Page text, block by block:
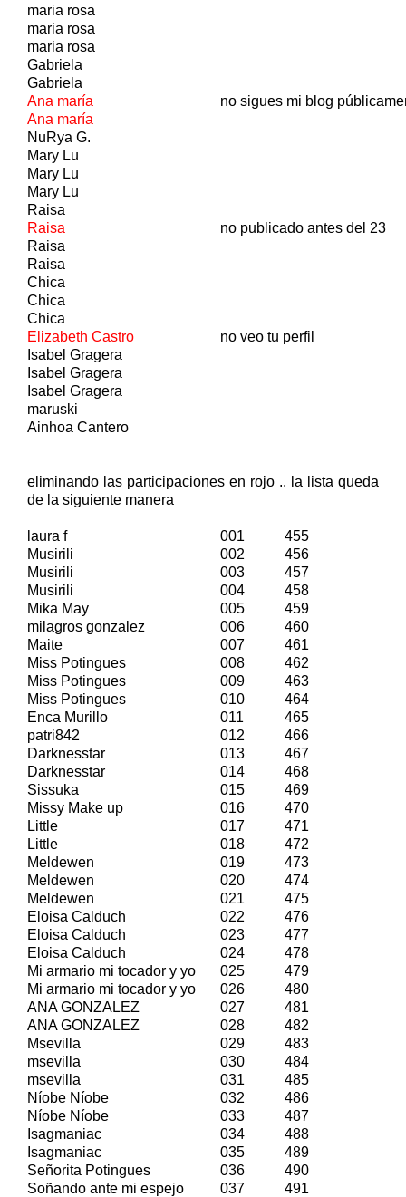
maria rosa
maria rosa
maria rosa
Gabriela
Gabriela
Ana maría
no sigues mi blog
Ana maría
NuRya G.
Mary Lu
Mary Lu
Mary Lu
Raisa
Raisa
no publicado antes del 23
Raisa
Raisa
Chica
Chica
Chica
Elizabeth Castro
no veo tu perfil
Isabel Gragera
Isabel Gragera
Isabel Gragera
maruski
Ainhoa Cantero
eliminando las participaciones en rojo .. la lista queda
de la siguiente manera
laura f 001
455
Musirili
002
456
Musirili
003
457
Musirili
004
458
Mika May
005
459
milagros gonzalez
006
460
Maite
007
461
Miss Potingues
008
462
Miss Potingues
009
463
Miss Potingues
010
464
Enca Murillo
011
465
patri842
012
466
Darknesstar
013
467
Darknesstar
014
468
Sissuka
015
469
Missy Make up
016
470
Little
017
471
Little
018
472
Meldewen
019
473
Meldewen
020
474
Meldewen
021
475
Eloisa Calduch
022
476
Eloisa Calduch
023
477
Eloisa Calduch
024
478
Mi armario mi tocador y yo
025
479
Mi armario mi tocador y yo
026
480
ANA GONZALEZ
027
481
ANA GONZALEZ
028
482
Msevilla
029
483
msevilla
030
484
msevilla
031
485
Níobe Níobe
032
486
Níobe Níobe
033
487
Isagmaniac
034
488
Isagmaniac
035
489
Señorita Potingues
036
490
Soñando ante mi espejo
037
491